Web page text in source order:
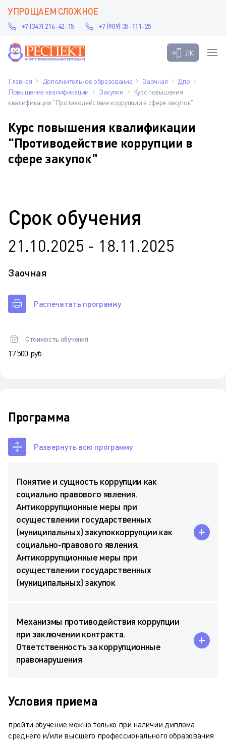
УПРОЩАЕМ СЛОЖНОЕ
+7 (347) 216-42-15 +7 (909) 35-111-25
ЛК
Главная Дополнительное образование Заочная
Дпо
Повышение квалификации
Закупки
Курс повышения
квалификации "Противодействие коррупции в сфере закупок"
Курс повышения квалификации
"Противодействие коррупции в
сфере закупок"
Срок обучения
21.10.2025 - 18.11.2025
Заочная
Распечатать программу
Стоимость обучения
17 500 руб.
Программа
Развернуть всю программу
Понятие и сущность коррупции как
социально правового явления.
Антикоррупционные меры при
осуществлении государственных
(муниципальных) закупоккоррупции как
социально-правового явления.
Антикоррупционные меры при
осуществлении государственных
(муниципальных) закупок
Механизмы противодействия коррупции
при заключении контракта.
Ответственность за коррупционные
правонарушения
Условия приема
пройти обучение можно только при наличии диплома
среднего и/или высшего профессионального образования